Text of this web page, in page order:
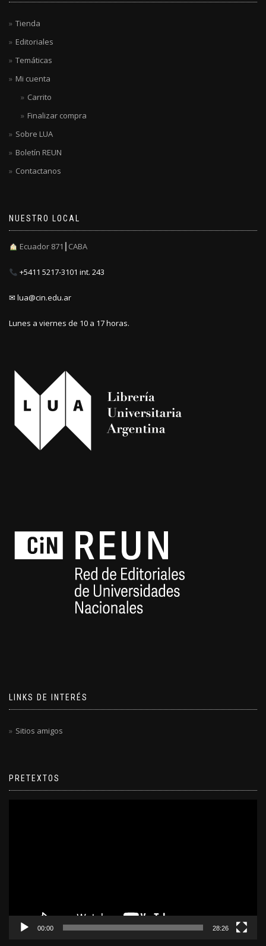
Tienda
Editoriales
Temáticas
Mi cuenta
Carrito
Finalizar compra
Sobre LUA
Boletín REUN
Contactanos
NUESTRO LOCAL
Ecuador 871┃CABA
+5411 5217-3101 int. 243
✉ lua@cin.edu.ar
Lunes a viernes de 10 a 17 horas.
LINKS DE INTERÉS
Sitios amigos
PRETEXTOS
00:00 28:26